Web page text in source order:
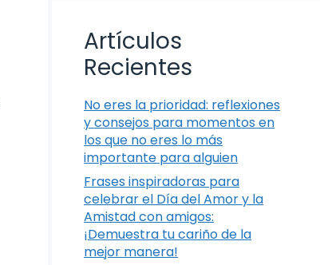
Artículos
Recientes
No eres la prioridad: reflexiones
y consejos para momentos en
los que no eres lo más
importante para alguien
Frases inspiradoras para
celebrar el Día del Amor y la
Amistad con amigos:
¡Demuestra tu cariño de la
mejor manera!